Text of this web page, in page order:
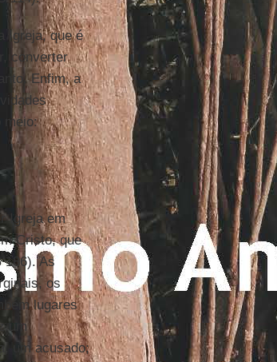
Igreja, que é
converter
Enfim, a
meio:
Igreja em
Cristo, que
186). As
os
lugares
um
um acusado;